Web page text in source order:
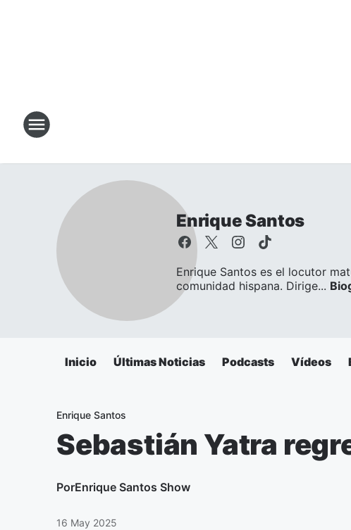
Enrique Santos
Enrique Santos es el locutor
comunidad hispana. Dirige...
Inicio Últimas Noticias Podcasts Vídeos
Enrique Santos
Sebastián Yatra
PorEnrique Santos Show
16 May 2025